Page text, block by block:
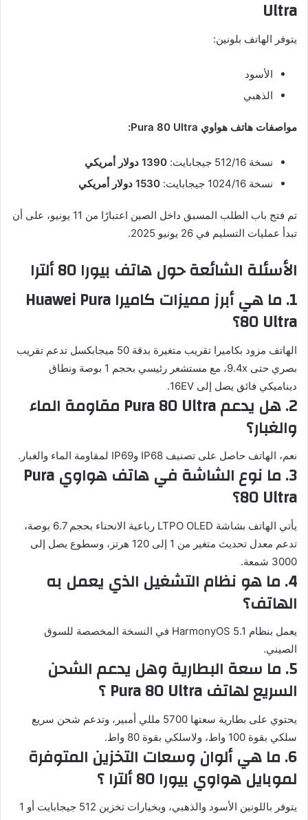
Ultra
يتوفر الهاتف بلونين:
الأسود
الذهبي
مواصفات هاتف هواوي Pura 80 Ultra:
نسخة 512/16 جيجابايت:
1390 دولار أمريكي
نسخة 1024/16 جيجابايت:
1530 دولار أمريكي
تم فتح باب الطلب المسبق داخل الصين اعتبارًا من 11 يونيو، على أن
تبدأ عمليات التسليم في 26 يونيو 2025.
الأسئلة الشائعة حول هاتف بيورا 80 ألترا
1. ما هي أبرز مميزات كاميرا Huawei Pura
80 Ultra؟
الهاتف مزود بكاميرا تقريب متغيرة بدقة 50 ميجابكسل تدعم تقريب
بصري حتى 9.4x، مع مستشعر رئيسي بحجم 1 بوصة ونطاق
ديناميكي فائق يصل إلى 16EV.
2. هل يدعم Pura 80 Ultra مقاومة الماء
والغبار؟
نعم، الهاتف حاصل على تصنيف IP68 وIP69 لمقاومة الماء والغبار.
3. ما نوع الشاشة في هاتف هواوي Pura
80 Ultra؟
يأتي الهاتف بشاشة LTPO OLED رباعية الانحناء بحجم 6.7 بوصة،
تدعم معدل تحديث متغير من 1 إلى 120 هرتز، وسطوع يصل إلى
3000 شمعة.
4. ما هو نظام التشغيل الذي يعمل به
الهاتف؟
يعمل بنظام HarmonyOS 5.1 في النسخة المخصصة للسوق
الصيني.
5. ما سعة البطارية وهل يدعم الشحن
السريع لهاتف Pura 80 Ultra ؟
يحتوي على بطارية سعتها 5700 مللي أمبير، وتدعم شحن سريع
سلكي بقوة 100 واط، ولاسلكي بقوة 80 واط.
6. ما هي ألوان وسعات التخزين المتوفرة
لموبايل هواوي بيورا 80 ألترا ؟
يتوفر باللونين الأسود والذهبي، وبخيارات تخزين 512 جيجابايت أو 1